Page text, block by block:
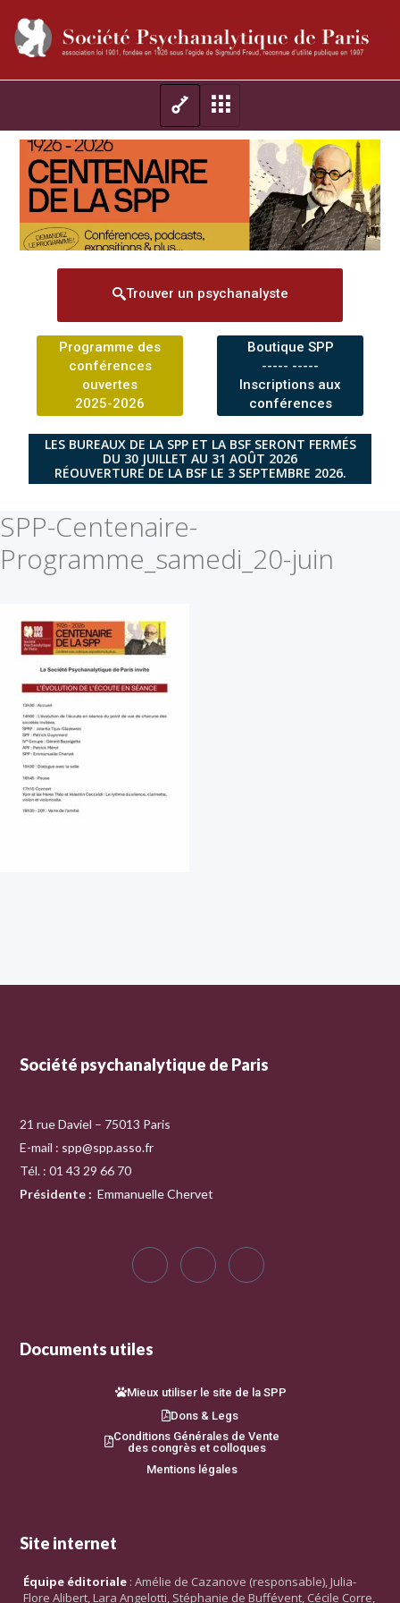
Trouver un psychanalyste
Programme des
conférences
ouvertes
2025-2026
Boutique SPP
----- -----
Inscriptions aux
conférences
LES BUREAUX DE LA SPP ET LA BSF SERONT FERMÉS
DU 30 JUILLET AU 31 AOÛT 2026
RÉOUVERTURE DE LA BSF LE 3 SEPTEMBRE 2026.
SPP-Centenaire-
Programme_samedi_20-juin
Société psychanalytique de Paris
21 rue Daviel – 75013 Paris
E-mail : spp@spp.asso.fr
Tél. : 01 43 29 66 70
Présidente : Emmanuelle Chervet
Documents utiles
Mieux utiliser le site de la SPP
Dons & Legs
Conditions Générales de Vente
des congrès et colloques
Mentions légales
Site internet
Équipe éditoriale : Amélie de Cazanove (responsable), Julia-
Flore Alibert, Lara Angelotti, Stéphanie de Buffévent, Cécile Corre,